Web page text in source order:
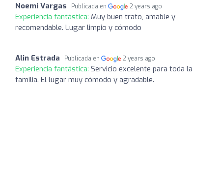
Noemi Vargas Publicada en 2 years ago
Experiencia fantástica: Muy buen trato, amable y
recomendable. Lugar limpio y cómodo
Alin Estrada Publicada en 2 years ago
Experiencia fantástica: Servicio excelente para toda la
familia. El lugar muy cómodo y agradable.